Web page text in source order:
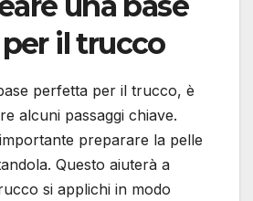
il trucco
perfetta per il trucco, è
alcuni passaggi chiave.
preparare la pelle
Questo aiuterà a
si applichi in modo